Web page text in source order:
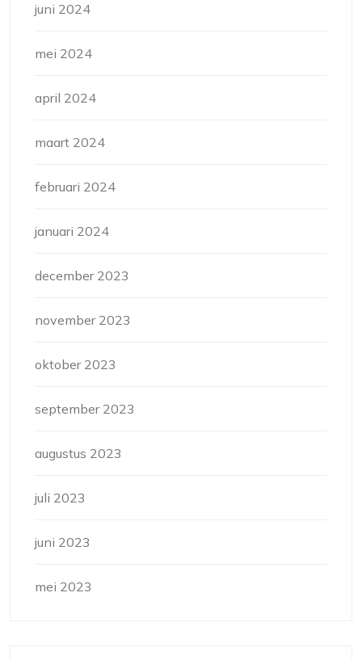
juni 2024
mei 2024
april 2024
maart 2024
februari 2024
januari 2024
december 2023
november 2023
oktober 2023
september 2023
augustus 2023
juli 2023
juni 2023
mei 2023